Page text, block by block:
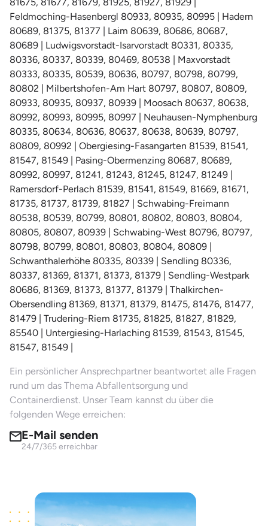
81675, 81677, 81679, 81925, 81927, 81929 |
Feldmoching-Hasenbergl 80933, 80935, 80995 | Hadern
80689, 81375, 81377 | Laim 80639, 80686, 80687,
80689 | Ludwigsvorstadt-Isarvorstadt 80331, 80335,
80336, 80337, 80339, 80469, 80538 | Maxvorstadt
80333, 80335, 80539, 80636, 80797, 80798, 80799,
80802 | Milbertshofen-Am Hart 80797, 80807, 80809,
80933, 80935, 80937, 80939 | Moosach 80637, 80638,
80992, 80993, 80995, 80997 | Neuhausen-Nymphenburg
80335, 80634, 80636, 80637, 80638, 80639, 80797,
80809, 80992 | Obergiesing-Fasangarten 81539, 81541,
81547, 81549 | Pasing-Obermenzing 80687, 80689,
80992, 80997, 81241, 81243, 81245, 81247, 81249 |
Ramersdorf-Perlach 81539, 81541, 81549, 81669, 81671,
81735, 81737, 81739, 81827 | Schwabing-Freimann
80538, 80539, 80799, 80801, 80802, 80803, 80804,
80805, 80807, 80939 | Schwabing-West 80796, 80797,
80798, 80799, 80801, 80803, 80804, 80809 |
Schwanthalerhöhe 80335, 80339 | Sendling 80336,
80337, 81369, 81371, 81373, 81379 | Sendling-Westpark
80686, 81369, 81373, 81377, 81379 | Thalkirchen-
Obersendling 81369, 81371, 81379, 81475, 81476, 81477,
81479 | Trudering-Riem 81735, 81825, 81827, 81829,
85540 | Untergiesing-Harlaching 81539, 81543, 81545,
81547, 81549 |
Ein persönlicher Ansprechpartner beantwortet alle Fragen
rund um das Thema Abfallentsorgung und
Containerdienst. Unser Team kannst du über die
folgenden Wege erreichen:
E-Mail senden
24/7/365 erreichbar